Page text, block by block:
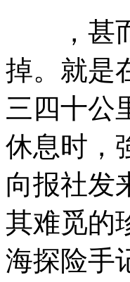
，甚而
掉。就是
三四十公
休息时，
向报社发
其难觅的
海探险手